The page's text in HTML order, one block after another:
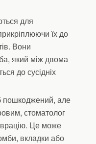
для
їх до
Вони
який між двома
до сусідніх
пошкоджений, але
стоматолог
Це може
вкладки або